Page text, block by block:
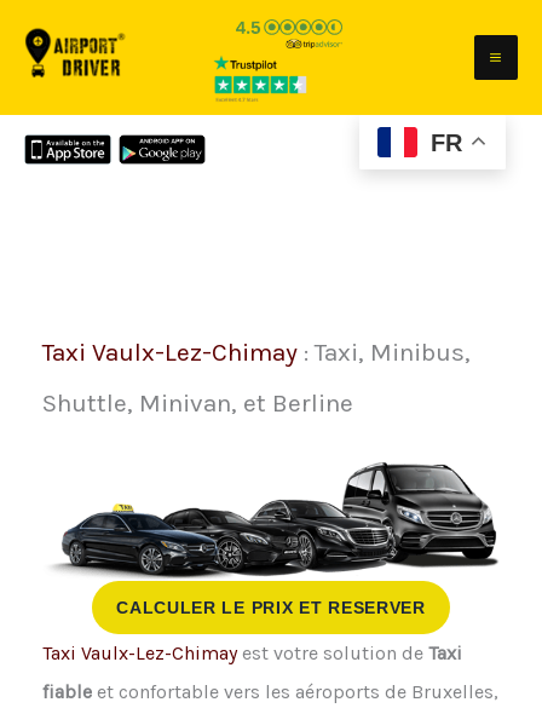
FR
Taxi Vaulx-Lez-Chimay : Taxi, Minibus,
Shuttle, Minivan, et Berline
CALCULER LE PRIX ET RESERVER
Taxi Vaulx-Lez-Chimayest votre solution de Taxi
fiableet confortable vers les aéroports de Bruxelles,